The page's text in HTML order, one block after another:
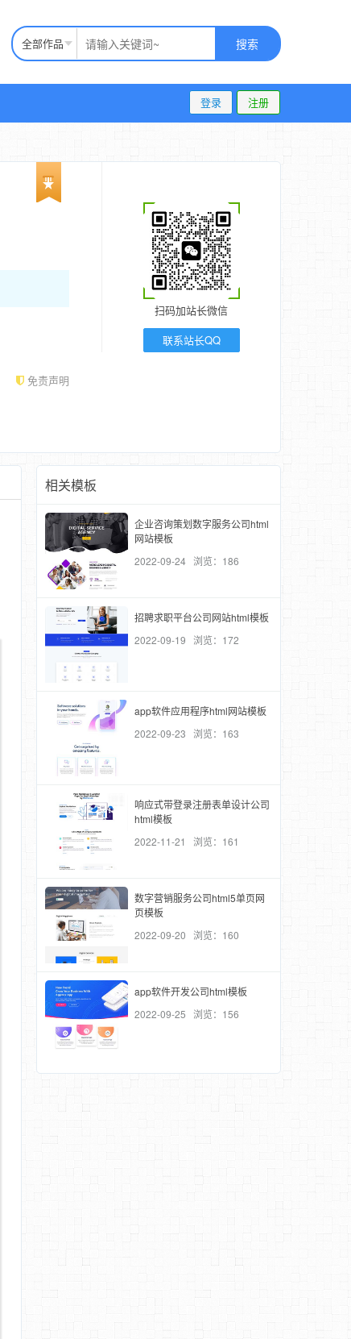
全部作品 搜索
登录 注册
免责声明
扫码加站长微信
联系站长QQ
相关模板
企业咨询策划数字服务公司html
网站模板
2022-09-24 浏览：186
招聘求职平台公司网站html模板
2022-09-19 浏览：172
app软件应用程序html网站模板
2022-09-23 浏览：163
响应式带登录注册表单设计公司
html模板
2022-11-21 浏览：161
数字营销服务公司html5单页网
页模板
2022-09-20 浏览：160
app软件开发公司html模板
2022-09-25 浏览：156